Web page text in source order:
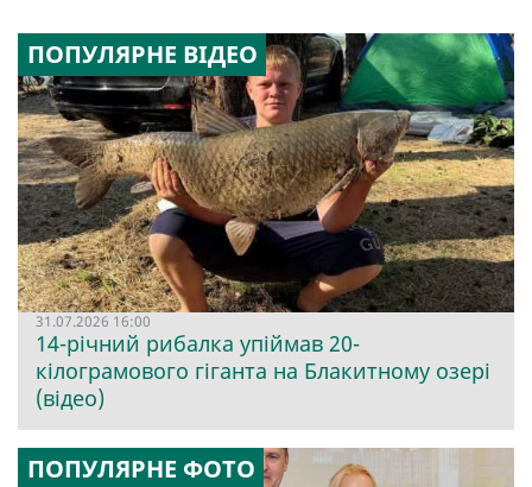
ПОПУЛЯРНЕ ВІДЕО
31.07.2026 16:00
14-річний рибалка упіймав 20-
кілограмового гіганта на Блакитному озері
(відео)
ПОПУЛЯРНЕ ФОТО